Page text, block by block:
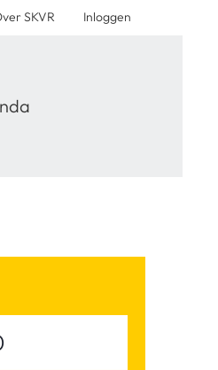
SKVR Inloggen